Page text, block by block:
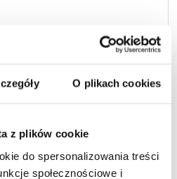
O plikach cookies
z plików cookie
do spersonalizowania treści
społecznościowe i
Zapraszamy do naszej
B2B